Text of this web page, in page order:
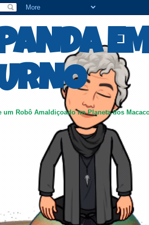
um Robô Amaldiçoado no Planeta dos